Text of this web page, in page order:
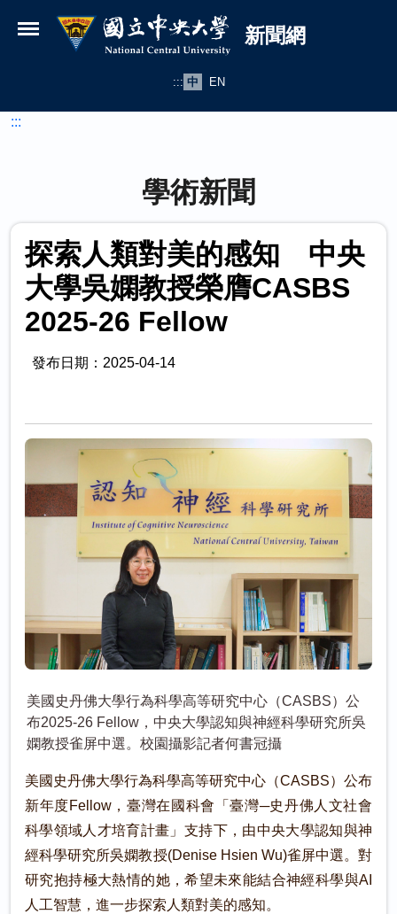
國立中央大學新聞網
新聞網
::: 中 EN
:::
學術新聞
探索人類對美的感知 中央
大學吳嫻教授榮膺CASBS
2025-26 Fellow
發布日期：2025-04-14
美國史丹佛大學行為科學高等研究中心（CASBS）公
布2025-26 Fellow，中央大學認知與神經科學研究所吳
嫻教授雀屏中選。校園攝影記者何書冠攝
美國史丹佛大學行為科學高等研究中心（CASBS）公布
新年度Fellow，臺灣在國科會「臺灣─史丹佛人文社會
科學領域人才培育計畫」支持下，由中央大學認知與神
經科學研究所吳嫻教授(Denise Hsien Wu)雀屏中選。對
研究抱持極大熱情的她，希望未來能結合神經科學與AI
人工智慧，進一步探索人類對美的感知。